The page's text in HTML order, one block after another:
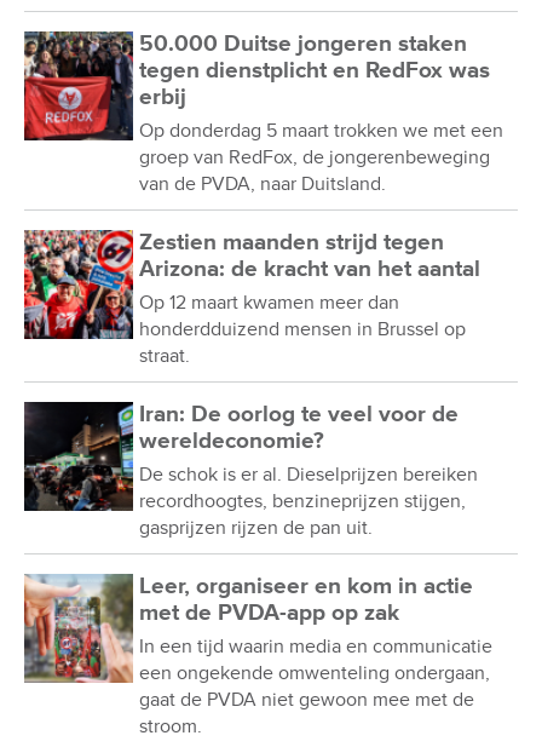
50.000 Duitse jongeren staken
tegen dienstplicht en RedFox was
erbij
Op donderdag 5 maart trokken we met een
groep van RedFox, de jongerenbeweging
van de PVDA, naar Duitsland.
Zestien maanden strijd tegen
Arizona: de kracht van het aantal
Op 12 maart kwamen meer dan
honderdduizend mensen in Brussel op
straat.
Iran: De oorlog te veel voor de
wereldeconomie?
De schok is er al. Dieselprijzen bereiken
recordhoogtes, benzineprijzen stijgen,
gasprijzen rijzen de pan uit.
Leer, organiseer en kom in actie
met de PVDA-app op zak
In een tijd waarin media en communicatie
een ongekende omwenteling ondergaan,
gaat de PVDA niet gewoon mee met de
stroom.